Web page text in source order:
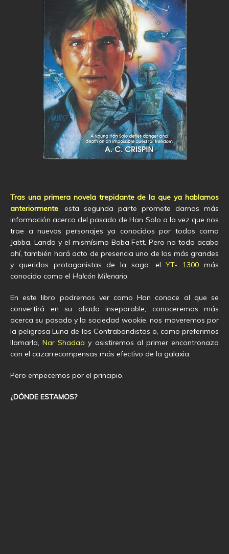
Tras una primera novela trepidante de la que ya hablamos
anteriormente, esta segunda parte promete darnos más
información acerca del pasado de Han Solo a la vez que nos
trae a nuevos personajes ya conocidos por todos como
Jabba, Lando y el mismísimo Boba Fett. Pero no todo acaba
ahí, también hará acto de presencia uno de los más grandes
y queridos protagonistas de la saga: elYT- 1300 más
conocido como el Halcón Milenario.
En este libro podremos ver como Han conoce al que se
convertirá en su aliado inseparable, conoceremos más
acerca su pasado y la sociedad wookie, nos moveremos por
la peligrosa Luna de los Contrabandistas o, como preferimos
llamarla,Nar Shadaa y asistiremos al primer encontronazo
con el cazarrecompensas más efectivo de la galaxia.
Pero empecemos por el principio.
¿DÓNDE ESTAMOS?